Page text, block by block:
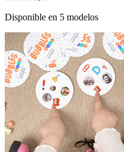
Disponible en 5 modelos